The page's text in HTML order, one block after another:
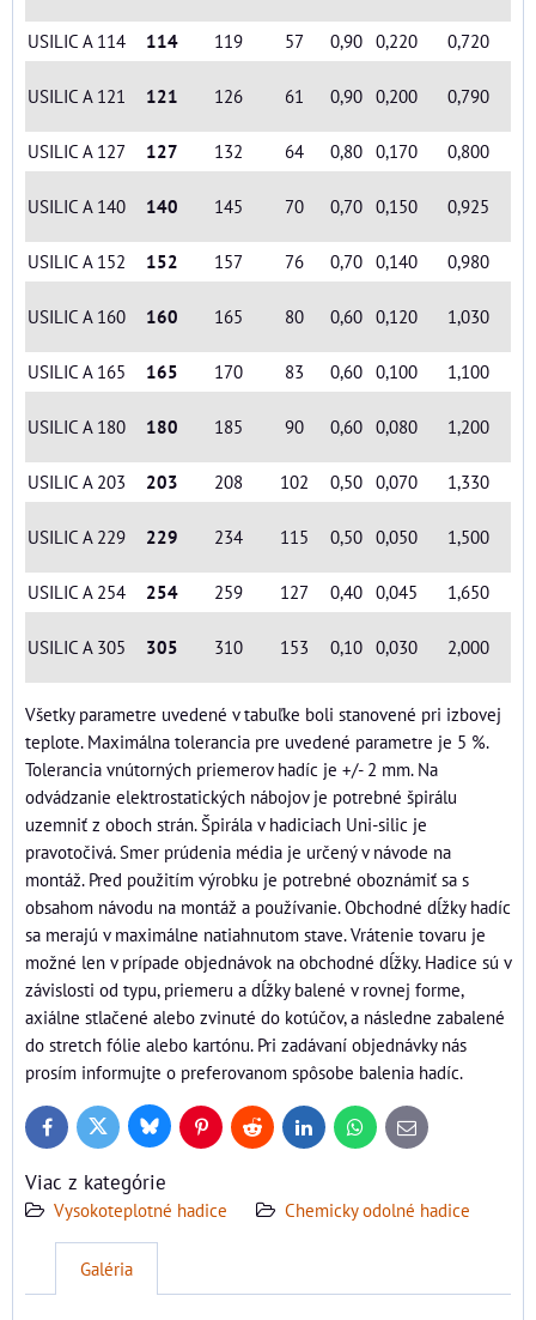
USILIC A 114 114 119 57 0,90 0,220 0,720
USILIC A 121 121 126 61 0,90 0,200 0,790
USILIC A 127 127 132 64 0,80 0,170 0,800
USILIC A 140 140 145 70 0,70 0,150 0,925
USILIC A 152 152 157 76 0,70 0,140 0,980
USILIC A 160 160 165 80 0,60 0,120 1,030
USILIC A 165 165 170 83 0,60 0,100 1,100
USILIC A 180 180 185 90 0,60 0,080 1,200
USILIC A 203 203 208 102 0,50 0,070 1,330
USILIC A 229 229 234 115 0,50 0,050 1,500
USILIC A 254 254 259 127 0,40 0,045 1,650
USILIC A 305 305 310 153 0,10 0,030 2,000
Všetky parametre uvedené v tabuľke boli stanovené pri izbovej
teplote. Maximálna tolerancia pre uvedené parametre je 5 %.
Tolerancia vnútorných priemerov hadíc je +/- 2 mm. Na
odvádzanie elektrostatických nábojov je potrebné špirálu
uzemniť z oboch strán. Špirála v hadiciach Uni-silic je
pravotočivá. Smer prúdenia média je určený v návode na
montáž. Pred použitím výrobku je potrebné oboznámiť sa s
obsahom návodu na montáž a používanie. Obchodné dĺžky hadíc
sa merajú v maximálne natiahnutom stave. Vrátenie tovaru je
možné len v prípade objednávok na obchodné dĺžky. Hadice sú v
závislosti od typu, priemeru a dĺžky balené v rovnej forme,
axiálne stlačené alebo zvinuté do kotúčov, a následne zabalené
do stretch fólie alebo kartónu. Pri zadávaní objednávky nás
prosím informujte o preferovanom spôsobe balenia hadíc.
FacebookTwitter BlueskyPinterestReddit LinkedInWhatsApp
E-
mail
Viac z kategórie
Vysokoteplotné hadice Chemicky odolné hadice
Galéria